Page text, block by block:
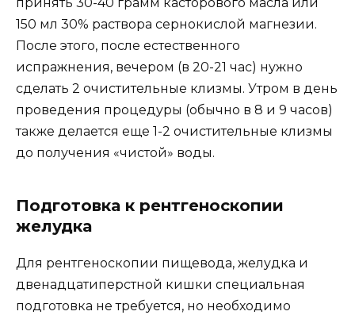
150 мл 30% раствора сернокислой магнезии.
После этого, после естественного
испражнения, вечером (в 20-21 час) нужно
сделать 2 очистительные клизмы. Утром в день
проведения процедуры (обычно в 8 и 9 часов)
также делается еще 1-2 очистительные клизмы
до получения «чистой» воды.
Подготовка к рентгеноскопии
желудка
Для рентгеноскопии пищевода, желудка и
двенадцатиперстной кишки специальная
подготовка не требуется, но необходимо